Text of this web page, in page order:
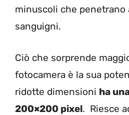
minuscoli che penetrano
sanguigni.
Ciò che sorprende
fotocamera è la sua
ridotte dimensioni ha
200×200 pixel. Riesce